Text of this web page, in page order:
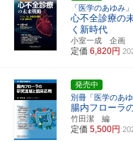
「医学のあゆみ
心不全診療の
く新時代
小室一成 企画
定価 6,820円
発売中
別冊「医学のあゆ
腸内フローラ
竹田潔 編
定価 5,500円